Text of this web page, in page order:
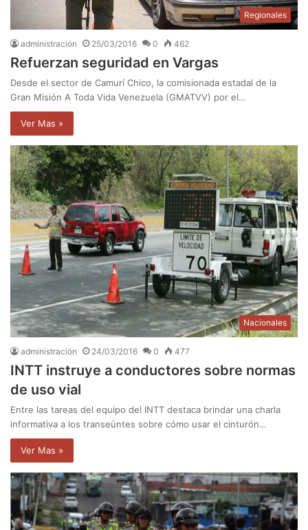
Regionales
administración 25/03/2016 0 462
Refuerzan seguridad en Vargas
Desde el sector de Camurí Chico, la comisionada estadal de la
Gran Misión A Toda Vida Venezuela (GMATVV) por el…
Ver Mas »
Nacionales
administración 24/03/2016 0 477
INTT instruye a conductores sobre normas
de uso vial
Entre las tareas del equipo del INTT destaca brindar una charla
informativa a los transeúntes sobre cómo usar el cinturón…
Ver Mas »